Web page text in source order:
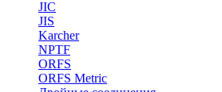
JIC
JIS
Karcher
NPTF
ORFS
ORFS Metric